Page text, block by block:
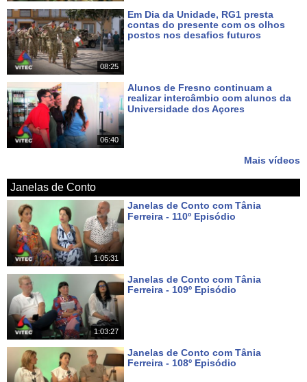
08:25
Em Dia da Unidade, RG1 presta
contas do presente com os olhos
postos nos desafios futuros
06:40
Alunos de Fresno continuam a
realizar intercâmbio com alunos da
Universidade dos Açores
Mais vídeos
Janelas de Conto
1:05:31
Janelas de Conto com Tânia
Ferreira - 110º Episódio
1:03:27
Janelas de Conto com Tânia
Ferreira - 109º Episódio
Janelas de Conto com Tânia
Ferreira - 108º Episódio